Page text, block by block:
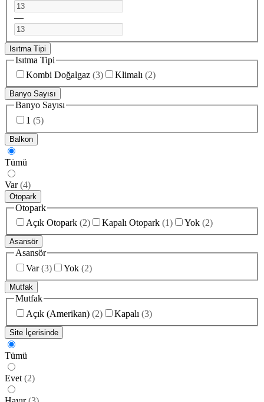
—
Isıtma Tipi
Isıtma Tipi
Kombi Doğalgaz (3) Klimalı (2)
Banyo Sayısı
Banyo Sayısı
1 (5)
Balkon
Tümü
Var (4)
Otopark
Otopark
Açık Otopark (2) Kapalı Otopark (1) Yok (2)
Asansör
Asansör
Var (3) Yok (2)
Mutfak
Mutfak
Açık (Amerikan) (2) Kapalı (3)
Site İçerisinde
Tümü
Evet (2)